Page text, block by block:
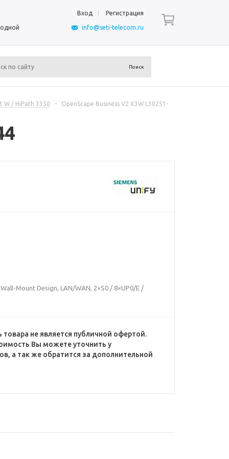
Вход Регистрация
info@seti-telecom.ru
W / HiPath 3350 - OpenScape Business V2 X3W L30251-
Mount Design, LAN/WAN, 2×S0 / 8×UP0/E /
не является публичной офертой.
Вы можете уточнить у
а так же обратится за дополнительной